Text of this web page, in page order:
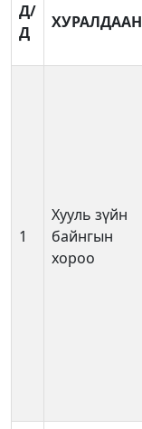
Д/
Д
ХУРАЛДААН
1
Хууль зүйн
байнгын
хороо